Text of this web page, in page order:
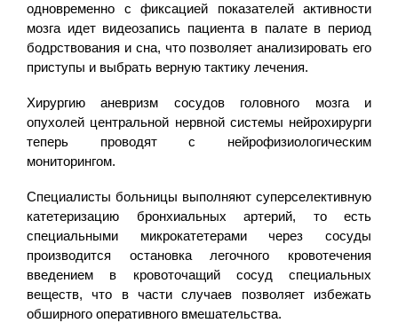
одновременно с фиксацией показателей активности
мозга идет видеозапись пациента в палате в период
бодрствования и сна, что позволяет анализировать его
приступы и выбрать верную тактику лечения.
Хирургию аневризм сосудов головного мозга и
опухолей центральной нервной системы нейрохирурги
теперь проводят с нейрофизиологическим
мониторингом.
Специалисты больницы выполняют суперселективную
катетеризацию бронхиальных артерий, то есть
специальными микрокатетерами через сосуды
производится остановка легочного кровотечения
введением в кровоточащий сосуд специальных
веществ, что в части случаев позволяет избежать
обширного оперативного вмешательства.